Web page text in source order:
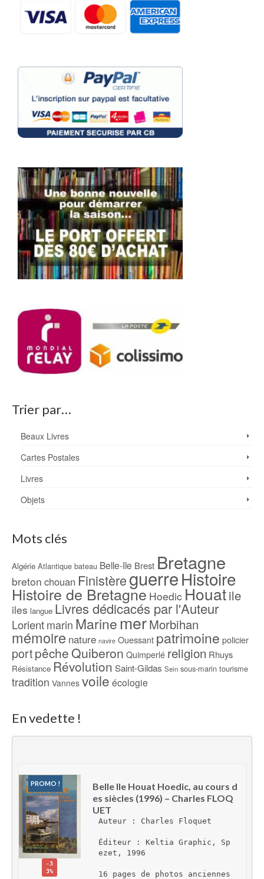
Trier par…
Beaux Livres
Cartes Postales
Livres
Objets
Mots clés
Algérie Atlantique bateau Belle-Ile Brest Bretagne
breton chouan FinistèreguerreHistoire
Histoire de Bretagne Hoedic Houatile
iles langue Livres dédicacés par l'Auteur
Lorientmarin Marine merMorbihan
mémoire nature navire Ouessant patrimoine policier
portpêcheQuiberon Quimperlé religion Rhuys
Résistance Révolution Saint-Gildas Sein sous-marin tourisme
tradition Vannes voile écologie
En vedette !
PROMO !
-3
3%
Belle Ile Houat Hoedic, au cours d
es siècles (1996) – Charles FLOQ
UET
Auteur : Charles Floquet
Éditeur : Keltia Graphic, Sp
ezet, 1996
16 pages de photos anciennes